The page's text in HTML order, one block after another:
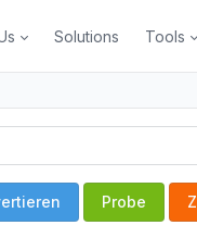
Solutions Tools
Probe